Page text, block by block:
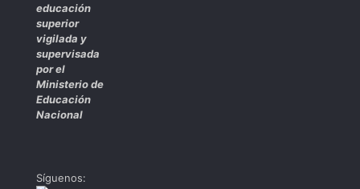
educación
superior
vigilada y
supervisada
por el
Ministerio de
Educación
Nacional
Síguenos: